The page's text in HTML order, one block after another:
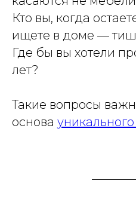
Кто вы, когда
ищете в доме —
Где бы вы хотели
лет?
Такие вопросы
основа